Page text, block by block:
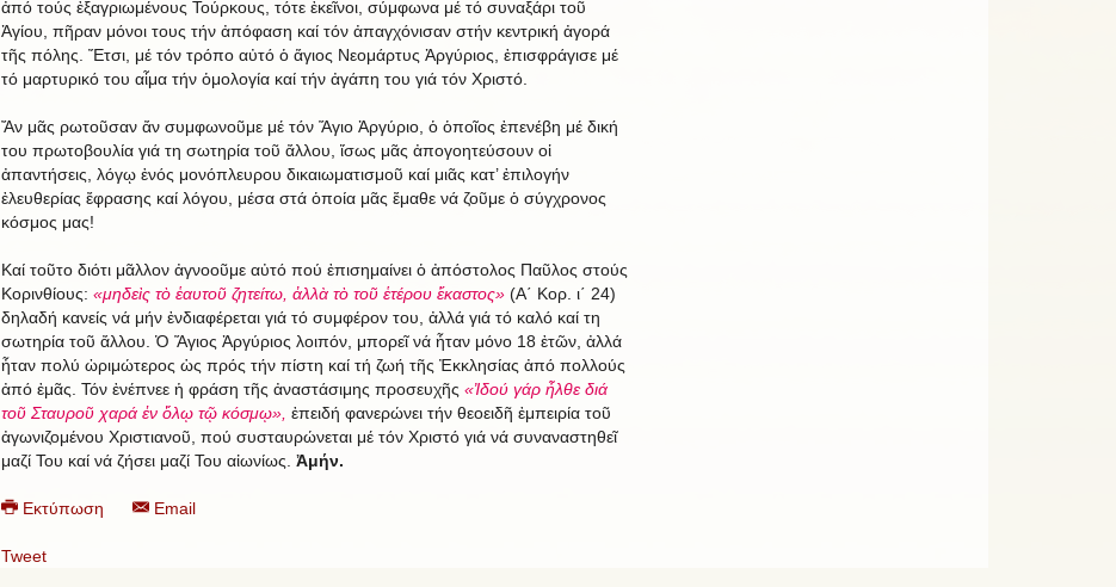
ἀπό τούς ἐξαγριωμένους Τούρκους, τότε ἐκεῖνοι, σύμφωνα μέ τό συναξάρι τοῦ
Ἁγίου, πῆραν μόνοι τους τήν ἀπόφαση καί τόν ἀπαγχόνισαν στήν κεντρική ἀγορά
τῆς πόλης. Ἔτσι, μέ τόν τρόπο αὐτό ὁ ἅγιος Νεομάρτυς Ἀργύριος, ἐπισφράγισε μέ
τό μαρτυρικό του αἷμα τήν ὁμολογία καί τήν ἀγάπη του γιά τόν Χριστό.
Ἄν μᾶς ρωτοῦσαν ἄν συμφωνοῦμε μέ τόν Ἅγιο Ἀργύριο, ὁ ὁποῖος ἐπενέβη μέ δική
του πρωτοβουλία γιά τη σωτηρία τοῦ ἄλλου, ἴσως μᾶς ἀπογοητεύσουν οἱ
ἀπαντήσεις, λόγῳ ἑνός μονόπλευρου δικαιωματισμοῦ καί μιᾶς κατ’ ἐπιλογήν
ἐλευθερίας ἔφρασης καί λόγου, μέσα στά ὁποία μᾶς ἔμαθε νά ζοῦμε ὁ σύγχρονος
κόσμος μας!
Καί τοῦτο διότι μᾶλλον ἀγνοοῦμε αὐτό πού ἐπισημαίνει ὁ ἀπόστολος Παῦλος στούς
Κορινθίους: «μηδεὶς τὸ ἑαυτοῦ ζητείτω, ἀλλὰ τὸ τοῦ ἑτέρου ἕκαστος» (Α΄ Κορ. ι΄ 24)
δηλαδή κανείς νά μήν ἐνδιαφέρεται γιά τό συμφέρον του, ἀλλά γιά τό καλό καί τη
σωτηρία τοῦ ἄλλου. Ὁ Ἅγιος Ἀργύριος λοιπόν, μπορεῖ νά ἦταν μόνο 18 ἐτῶν, ἀλλά
ἦταν πολύ ὠριμώτερος ὡς πρός τήν πίστη καί τή ζωή τῆς Ἐκκλησίας ἀπό πολλούς
ἀπό ἐμᾶς. Τόν ἐνέπνεε ἡ φράση τῆς ἀναστάσιμης προσευχῆς «Ἰδού γάρ ἦλθε διά
τοῦ Σταυροῦ χαρά ἐν ὅλῳ τῷ κόσμῳ», ἐπειδή φανερώνει τήν θεοειδῆ ἐμπειρία τοῦ
ἀγωνιζομένου Χριστιανοῦ, πού συσταυρώνεται μέ τόν Χριστό γιά νά συναναστηθεῖ
μαζί Του καί νά ζήσει μαζί Του αἰωνίως. Ἀμήν.
Εκτύπωση Email
Tweet